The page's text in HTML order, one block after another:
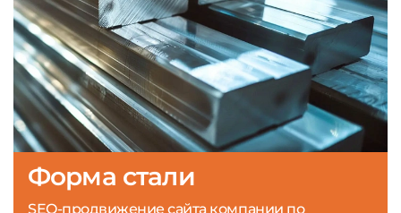
Форма стали
SEO-продвижение сайта компании по